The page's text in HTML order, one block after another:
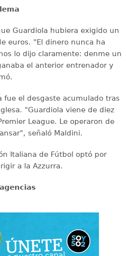
Guardiola hubiera exigido un
euros. "El dinero nunca ha
lo dijo claramente: denme un
el anterior entrenador y
fue el desgaste acumulado tras
"Guardiola viene de diez
League. Le operaron de
señaló Maldini.
Italiana de Fútbol optó por
a la Azzurra.